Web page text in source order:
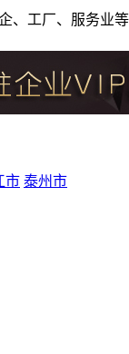
工厂、服务
市 泰州市